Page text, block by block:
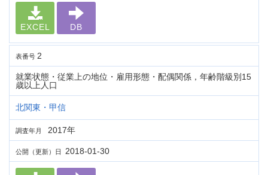
EXCEL DB
表番号 2
就業状態・従業上の地位・雇用形態・配偶関係，年齢階級別15
歳以上人口
北関東・甲信
調査年月 2017年
公開（更新）日 2018-01-30